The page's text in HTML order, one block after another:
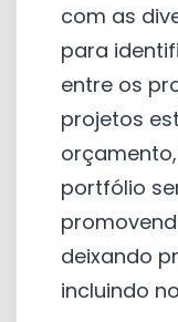
com as
para
entre os
projetos
portfólio
deixando
incluindo